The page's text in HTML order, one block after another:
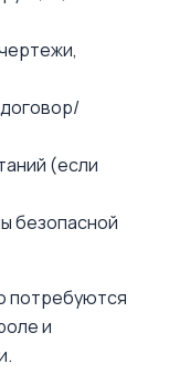
(если
безопасной
потребуются
и